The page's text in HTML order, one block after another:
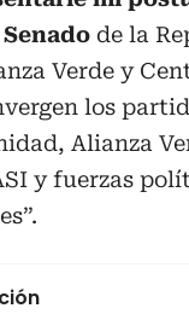
de la
Verde y
los
Alianza
y fuerzas